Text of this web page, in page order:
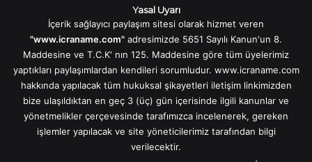
Yasal Uyarı
İçerik sağlayıcı paylaşım sitesi olarak hizmet veren
"www.icraname.com" adresimizde 5651 Sayılı Kanun'un 8.
Maddesine ve T.C.K' nın 125. Maddesine göre tüm üyelerimiz
yaptıkları paylaşımlardan kendileri sorumludur. www.icraname.com
hakkında yapılacak tüm hukuksal şikayetleri iletişim linkimizden
bize ulaşıldıktan en geç 3 (üç) gün içerisinde ilgili kanunlar ve
yönetmelikler çerçevesinde tarafımızca incelenerek, gereken
işlemler yapılacak ve site yöneticilerimiz tarafından bilgi
verilecektir.